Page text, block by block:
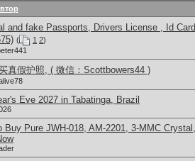
and fake Passports, Drivers License , Id
( 1 2)
真假护照, ( 微信：Scottbowers44 )
Eve 2027 in Tabatinga, Brazil
Buy Pure JWH-018, AM-2201, 3-MMC